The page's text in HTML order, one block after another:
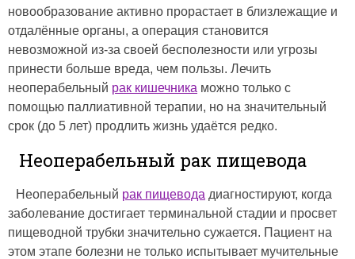
новообразование активно прорастает в близлежащие и
отдалённые органы, а операция становится
невозможной из-за своей бесполезности или угрозы
принести больше вреда, чем пользы. Лечить
неоперабельный рак кишечника можно только с
помощью паллиативной терапии, но на значительный
срок (до 5 лет) продлить жизнь удаётся редко.
Неоперабельный рак пищевода
Неоперабельный рак пищевода диагностируют, когда
заболевание достигает терминальной стадии и просвет
пищеводной трубки значительно сужается. Пациент на
этом этапе болезни не только испытывает мучительные